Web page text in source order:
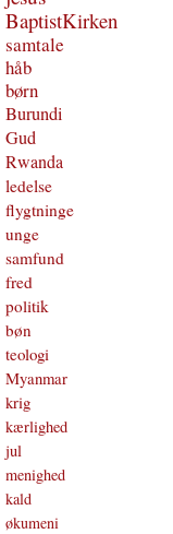
BaptistKirken
samtale
håb
børn
Burundi
Gud
Rwanda
ledelse
flygtninge
unge
samfund
fred
politik
bøn
teologi
Myanmar
krig
kærlighed
jul
menighed
kald
økumeni